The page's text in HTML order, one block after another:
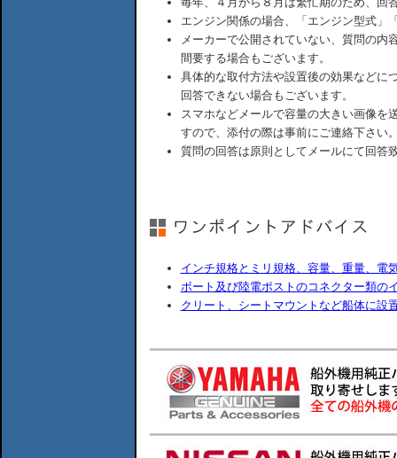
エンジン関係の場合、「エンジン型式」
メーカーで公開されていない、質問の内
間要する場合もございます。
具体的な取付方法や設置後の効果などに
回答できない場合もございます。
スマホなどメールで容量の大きい画像を
すので、添付の際は事前にご連絡下さい
質問の回答は原則としてメールにて回答
インチ規格とミリ規格、容量、重量、電
ボート及び陸電ポストのコネクター類の
クリート、シートマウントなど船体に設